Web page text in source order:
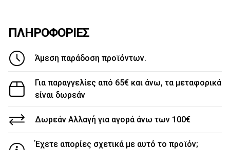
ΠΛΗΡΟΦΟΡΙΕΣ
Άμεση παράδοση προϊόντων.
Για παραγγελίες από 65€ και άνω, τα μεταφορικά
είναι δωρεάν
Δωρεάν Αλλαγή για αγορά άνω των 100€
Έχετε απορίες σχετικά με αυτό το προϊόν;